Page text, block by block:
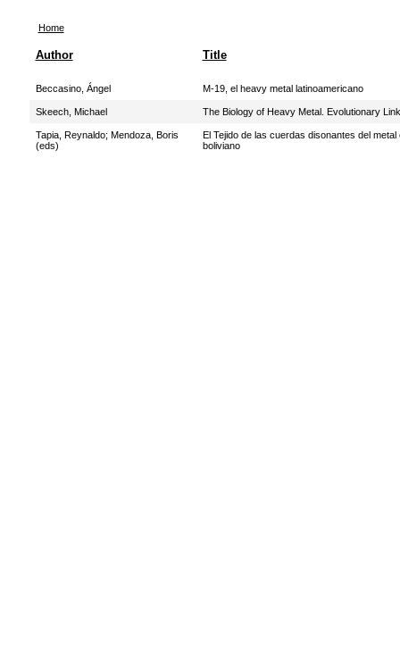
Home
Author Title
Beccasino, Ángel M-19, el heavy metal latinoamericano
Skeech, Michael The Biology of Heavy Metal. Evolutionary
Tapia, Reynaldo; Mendoza, Boris
(eds)
El Tejido de las cuerdas disonantes del
boliviano